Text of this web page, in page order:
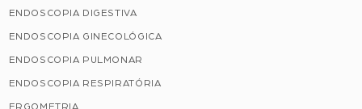
ENDOSCOPIA DIGESTIVA
ENDOSCOPIA GINECOLÓGICA
ENDOSCOPIA PULMONAR
ENDOSCOPIA RESPIRATÓRIA
ERGOMETRIA